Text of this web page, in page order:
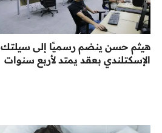
هيثم حسن ينضم رسميًا إلى سيلتك
الإسكتلندي بعقد يمتد لأربع سنوات